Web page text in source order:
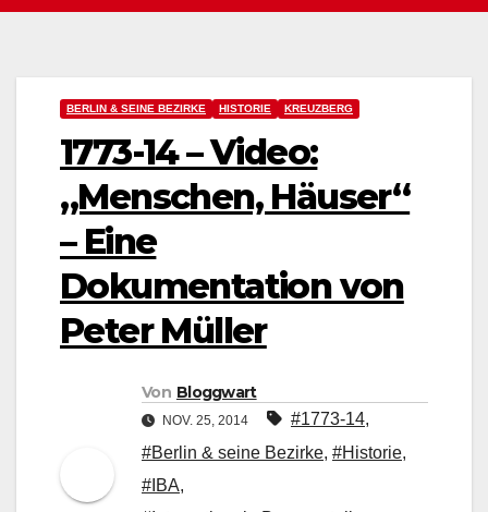
BERLIN & SEINE BEZIRKE HISTORIE KREUZBERG
1773-14 – Video:
„Menschen, Häuser“
– Eine
Dokumentation von
Peter Müller
Von Bloggwart
NOV. 25, 2014 #1773-14,
#Berlin & seine Bezirke, #Historie,
#IBA,